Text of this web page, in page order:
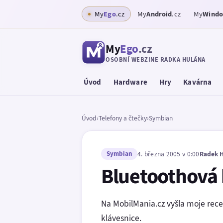
MyEgo.cz MyAndroid.cz My
MyEgo.cz
OSOBNÍ WEBZINE RADKA HULÁNA
Úvod Hardware Hry Kavárna
Úvod›Telefony a čtečky›Symbian
Symbian 4. března 2005 v 0:00Radek
Na MobilMania.cz vyšla moje
klávesnice.